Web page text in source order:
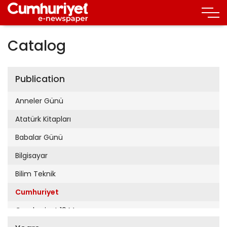
Catalog
Publication
Anneler Günü
Atatürk Kitapları
Babalar Günü
Bilgisayar
Bilim Teknik
Cumhuriyet
Cumhuriyet 19 Mayıs